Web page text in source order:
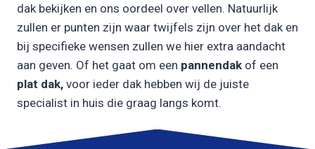
dak bekijken en ons oordeel over vellen. Natuurlijk
zullen er punten zijn waar twijfels zijn over het dak en
bij specifieke wensen zullen we hier extra aandacht
aan geven. Of het gaat om een pannendak of een
plat dak, voor ieder dak hebben wij de juiste
specialist in huis die graag langs komt.